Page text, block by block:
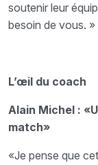
soutenir leur
besoin de vous. »
L’œil du coach
Alain Michel :
match»
«Je pense que